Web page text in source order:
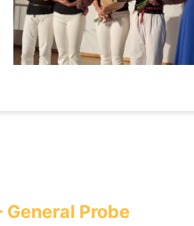
General Probe